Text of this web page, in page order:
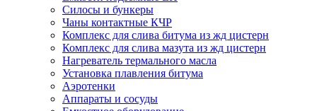
Силосы и бункеры
Чаны контактные КЧР
Комплекс для слива битума из жд цистерн
Комплекс для слива мазута из жд цистерн
Нагреватель термального масла
Установка плавления битума
Аэротенки
Аппараты и сосуды